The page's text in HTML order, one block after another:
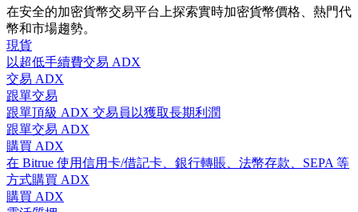
合約資訊
包含交易情況等的大數據分析
在安全的加密貨幣交易平台上探索實時加密貨幣價格、熱門代
幣和市場趨勢。
現貨
以超低手續費交易 ADX
交易 ADX
跟單交易
跟單頂級 ADX 交易員以獲取長期利潤
跟單交易 ADX
購買 ADX
在 Bitrue 使用信用卡/借記卡、銀行轉賬、法幣存款、SEPA 等
方式購買 ADX
購買 ADX